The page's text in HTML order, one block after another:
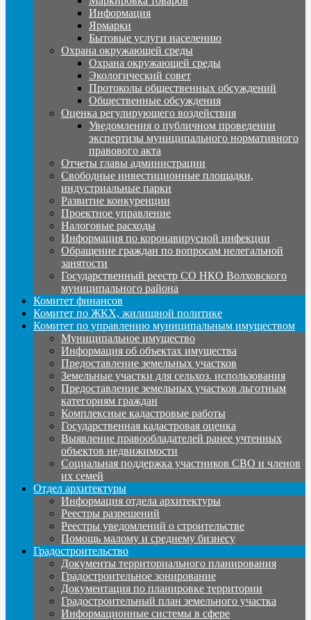
Информация
Ярмарки
Бытовые услуги населению
Охрана окружающей среды
Охрана окружающей среды
Экологический совет
Протоколы общественных обсуждений
Общественные обсуждения
Оценка регулирующего воздействия
Уведомления о публичном проведении
экспертизы муниципального нормативного
правового акта
Отчеты главы администрации
Свободные инвестиционные площадки,
индустриальные парки
Развитие конкуренции
Проектное управление
Налоговые расходы
Информация по коронавирусной инфекции
Обращение граждан по вопросам нелегальной
занятости
Государственный реестр СО НКО Волховского
муниципального района
Комитет финансов
Комитет по ЖКХ, жилищной политике
Комитет по управлению муниципальным имуществом
Муниципальное имущество
Информация об объектах имущества
Предоставление земельных участков
Земельные участки для сельхоз. использования
Предоставление земельных участков льготным
категориям граждан
Комплексные кадастровые работы
Государственная кадастровая оценка
Выявление правообладателей ранее учтенных
объектов недвижимости
Социальная поддержка участников СВО и членов
их семей
Отдел архитектуры
Информация отдела архитектуры
Реестры разрешений
Реестры уведомлений о строительстве
Помощь малому и среднему бизнесу
Градостроительство
Документы территориального планирования
Градостроительное зонирование
Документация по планировке территории
Градостроительный план земельного участка
Информационные системы в сфере